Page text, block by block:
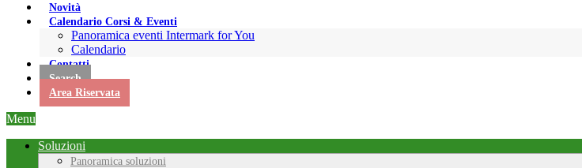
Novità
Calendario Corsi & Eventi
Panoramica eventi Intermark for You
Calendario
Contatti
Search
Area Riservata
Menu
Soluzioni
Panoramica soluzioni